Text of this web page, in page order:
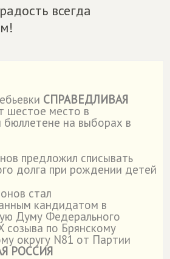
всегда
СПРАВЕДЛИВАЯ
шестое место в
бюллетене на выборах в
предложил списывать
долга при рождении детей
стал
кандидатом в
Думу Федерального
созыва по Брянскому
округу N81 от Партии
РОССИЯ